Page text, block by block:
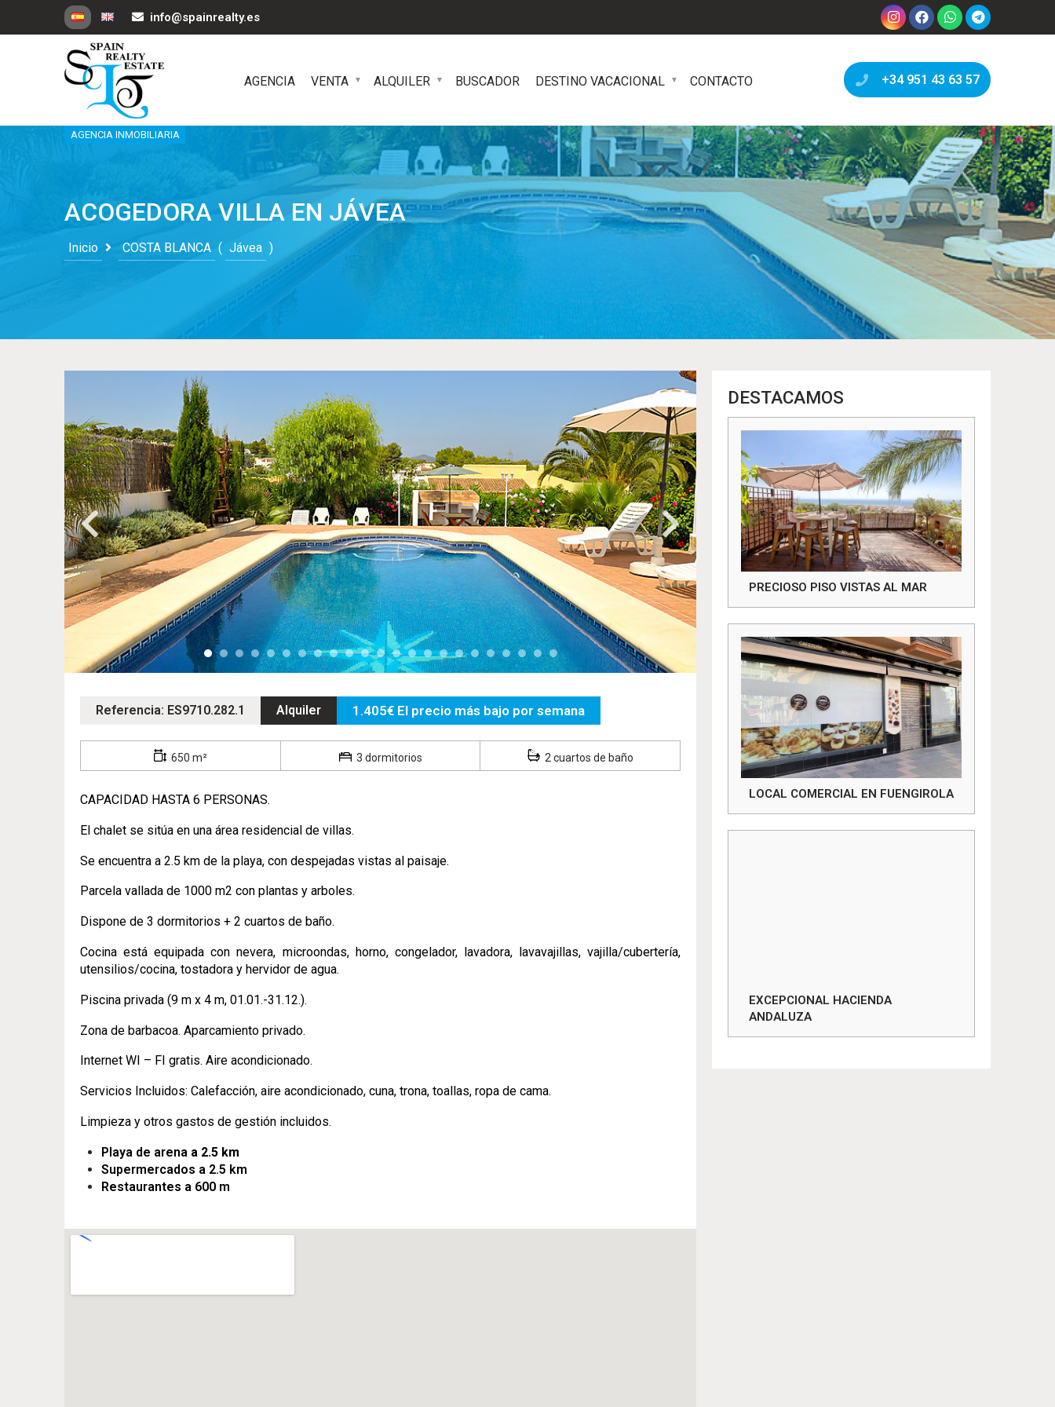
info@spainrealty.es
AGENCIA INMOBILIARIA
AGENCIA VENTA ALQUILER BUSCADOR DESTINO VACACIONAL CONTACTO +34 951 43 63 57
ACOGEDORA VILLA EN JÁVEA
Inicio COSTA BLANCA ( Jávea )
Referencia: ES9710.282.1 Alquiler 1.405€ El precio más bajo por semana
650 m² 3 dormitorios 2 cuartos de baño
CAPACIDAD HASTA 6 PERSONAS.
El chalet se sitúa en una área residencial de villas.
Se encuentra a 2.5 km de la playa, con despejadas vistas al paisaje.
Parcela vallada de 1000 m2 con plantas y arboles.
Dispone de 3 dormitorios + 2 cuartos de baño.
Cocina está equipada con nevera, microondas, horno, congelador, lavadora, lavavajillas, vajilla/cubertería,
utensilios/cocina, tostadora y hervidor de agua.
Piscina privada (9 m x 4 m, 01.01.-31.12.).
Zona de barbacoa. Aparcamiento privado.
Internet WI – FI gratis. Aire acondicionado.
Servicios Incluidos: Calefacción, aire acondicionado, cuna, trona, toallas, ropa de cama.
Limpieza y otros gastos de gestión incluidos.
Playa de arena a 2.5 km
Supermercados a 2.5 km
Restaurantes a 600 m
DESTACAMOS
PRECIOSO PISO VISTAS AL MAR
LOCAL COMERCIAL EN FUENGIROLA
EXCEPCIONAL HACIENDA
ANDALUZA